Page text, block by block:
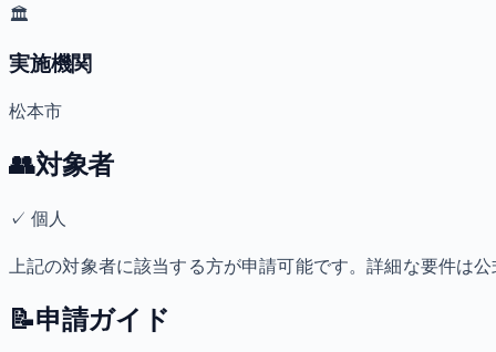
🏛️
実施機関
松本市
👥対象者
✓個人
上記の対象者に該当する方が申請可能です。詳細な要件は
📝申請ガイド